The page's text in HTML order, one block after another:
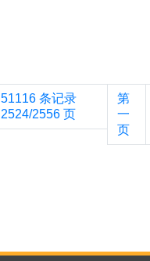
51116 条记录
2524/2556 页
第
一
页